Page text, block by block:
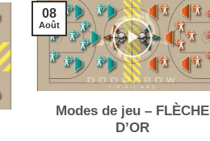
Modes de jeu – FLÈCHE
D’OR
08
Août